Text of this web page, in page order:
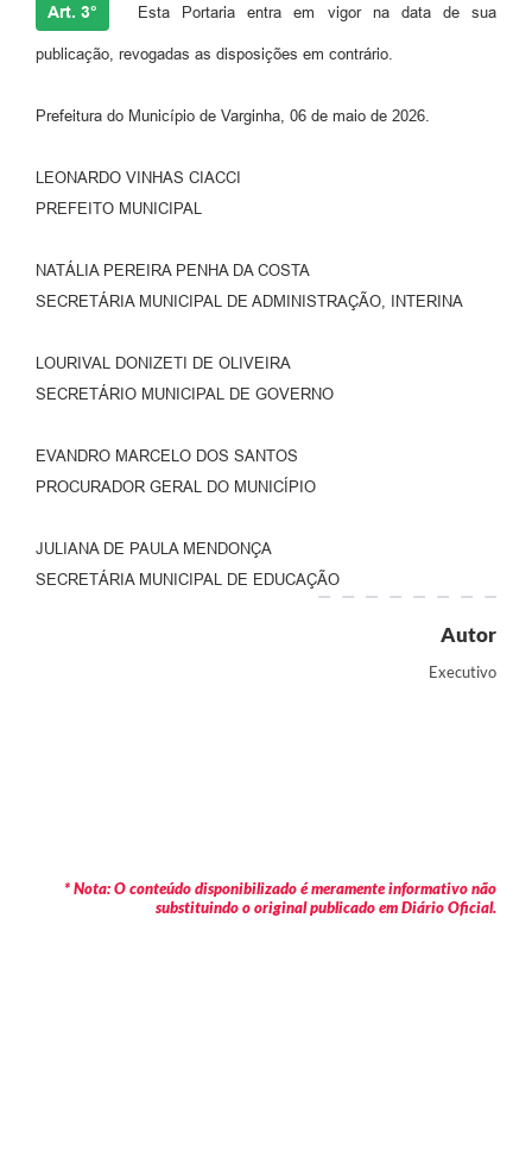
Art. 3° Esta Portaria entra em vigor na data de sua
publicação, revogadas as disposições em contrário.
Prefeitura do Município de Varginha, 06 de maio de 2026.
LEONARDO VINHAS CIACCI
PREFEITO MUNICIPAL
NATÁLIA PEREIRA PENHA DA COSTA
SECRETÁRIA MUNICIPAL DE ADMINISTRAÇÃO, INTERINA
LOURIVAL DONIZETI DE OLIVEIRA
SECRETÁRIO MUNICIPAL DE GOVERNO
EVANDRO MARCELO DOS SANTOS
PROCURADOR GERAL DO MUNICÍPIO
JULIANA DE PAULA MENDONÇA
SECRETÁRIA MUNICIPAL DE EDUCAÇÃO
Autor
Executivo
* Nota: O conteúdo disponibilizado é meramente informativo não
substituindo o original publicado em Diário Oficial.